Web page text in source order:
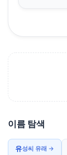
이름 탐색
유성씨 유래 →